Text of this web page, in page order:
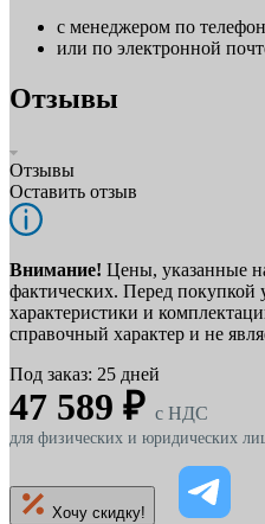
с менеджером по
или по электронной
Отзывы
Отзывы
Оставить отзыв
Внимание! Цены, указанные
фактических. Перед покупкой
характеристики и
справочный характер и не
Под заказ: 25 дней
47 589 ₽ c НДС
для физических и юридических
Хочу скидку!